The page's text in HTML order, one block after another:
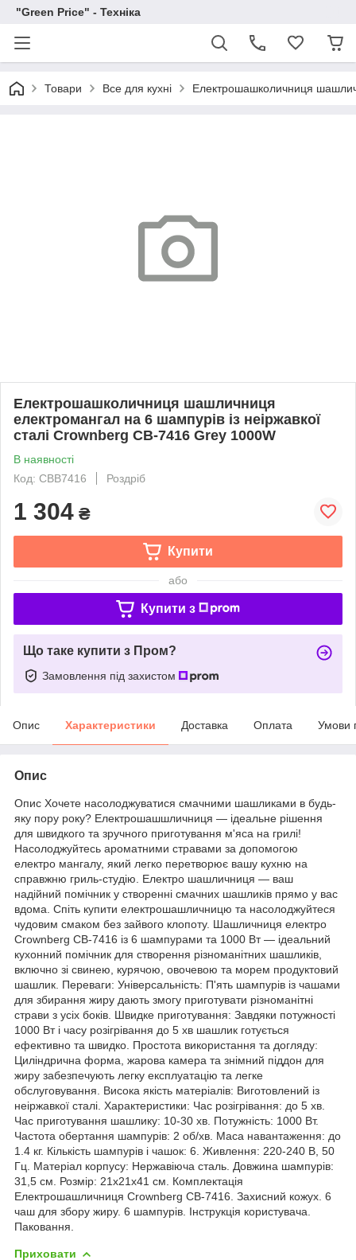
"Green Price" - Техніка
Товари Все для кухні Електрошашколичниця
Електрошашколичниця шашличниця
електромангал на 6 шампурів із неіржавкої
сталі Crownberg CB-7416 Grey 1000W
В наявності
Код: CBB7416
Роздріб
1 304 ₴
Купити
або
Купити з
Що таке купити з Пром?
Замовлення під захистом
Опис Характеристики Доставка Оплата Умови
Опис
Опис Хочете насолоджуватися смачними шашликами в будь-
яку пору року? Електрошашшличниця — ідеальне рішення
для швидкого та зручного приготування м'яса на грилі!
Насолоджуйтесь ароматними стравами за допомогою
електро мангалу, який легко перетворює вашу кухню на
справжню гриль-студію. Електро шашличниця — ваш
надійний помічник у створенні смачних шашликів прямо у вас
вдома. Спіть купити електрошашличницю та насолоджуйтеся
чудовим смаком без зайвого клопоту. Шашличниця електро
Crownberg CB-7416 із 6 шампурами та 1000 Вт — ідеальний
кухонний помічник для створення різноманітних шашликів,
включно зі свинею, курячою, овочевою та морем продуктовий
шашлик. Переваги: Універсальність: П'ять шампурів із чашами
для збирання жиру дають змогу приготувати різноманітні
страви з усіх боків. Швидке приготування: Завдяки потужності
1000 Вт і часу розігрівання до 5 хв шашлик готується
ефективно та швидко. Простота використання та догляду:
Циліндрична форма, жарова камера та знімний піддон для
жиру забезпечують легку експлуатацію та легке
обслуговування. Висока якість матеріалів: Виготовлений із
неіржавкої сталі. Характеристики: Час розігрівання: до 5 хв.
Час приготування шашлику: 10-30 хв. Потужність: 1000 Вт.
Частота обертання шампурів: 2 об/хв. Маса навантаження: до
1.4 кг. Кількість шампурів і чашок: 6. Живлення: 220-240 В, 50
Гц. Матеріал корпусу: Нержавіюча сталь. Довжина шампурів:
31,5 см. Розмір: 21x21x41 см. Комплектація
Електрошашличниця Crownberg CB-7416. Захисний кожух. 6
чаш для збору жиру. 6 шампурів. Інструкція користувача.
Паковання.
Приховати